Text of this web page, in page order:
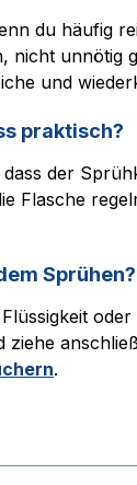
du häufig
nicht unnötig
und
praktisch?
der
Flasche
Sprühen?
oder
.